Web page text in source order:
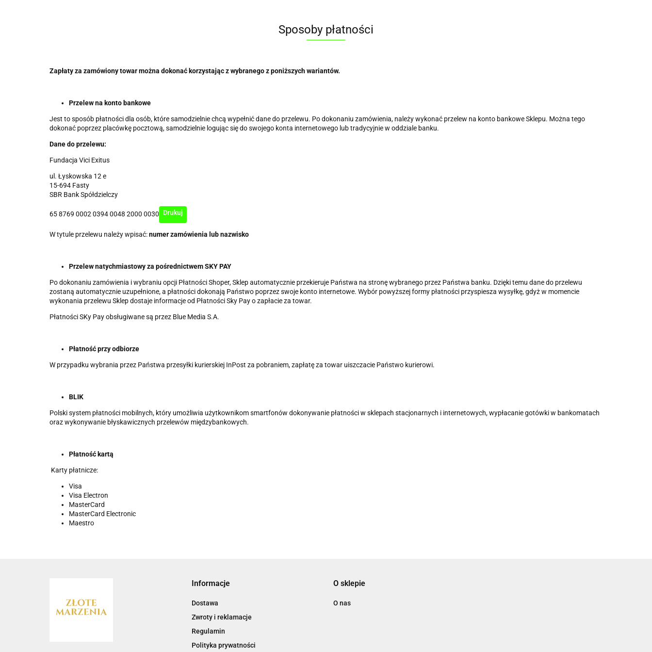
Sposoby płatności
Zapłaty za zamówiony towar można dokonać korzystając z wybranego z poniższych wariantów.
Przelew na konto bankowe
Jest to sposób płatności dla osób, które samodzielnie chcą wypełnić dane do przelewu. Po dokonaniu zamówienia, należy wykonać przelew na konto bankowe Sklepu. Można tego
dokonać poprzez placówkę pocztową, samodzielnie logując się do swojego konta internetowego lub tradycyjnie w oddziale banku.
Dane do przelewu:
Fundacja Vici Exitus
ul. Łyskowska 12 e
15-694 Fasty
SBR Bank Spółdzielczy
65 8769 0002 0394 0048 2000 0030 Drukuj
W tytule przelewu należy wpisać:numer zamówienia lub nazwisko
Przelew natychmiastowy za pośrednictwem SKY PAY
Po dokonaniu zamówienia i wybraniu opcji Płatności Shoper, Sklep automatycznie przekieruje Państwa na stronę wybranego przez Państwa banku. Dzięki temu dane do przelewu
zostaną automatycznie uzupełnione, a płatności dokonają Państwo poprzez swoje konto internetowe. Wybór powyższej formy płatności przyspiesza wysyłkę, gdyż w momencie
wykonania przelewu Sklep dostaje informacje od Płatności Sky Pay o zapłacie za towar.
Płatności SKy Pay obsługiwane są przez Blue Media S.A.
Płatność przy odbiorze
W przypadku wybrania przez Państwa przesyłki kurierskiej InPost za pobraniem, zapłatę za towar uiszczacie Państwo kurierowi.
BLIK
Polski system płatności mobilnych, który umożliwia użytkownikom smartfonów dokonywanie płatności w sklepach stacjonarnych i internetowych, wypłacanie gotówki w bankomatach
oraz wykonywanie błyskawicznych przelewów międzybankowych.
Płatność kartą
Karty płatnicze:
Visa
Visa Electron
MasterCard
MasterCard Electronic
Maestro
Informacje
Dostawa
Zwroty i reklamacje
Regulamin
Polityka prywatności
O sklepie
O nas